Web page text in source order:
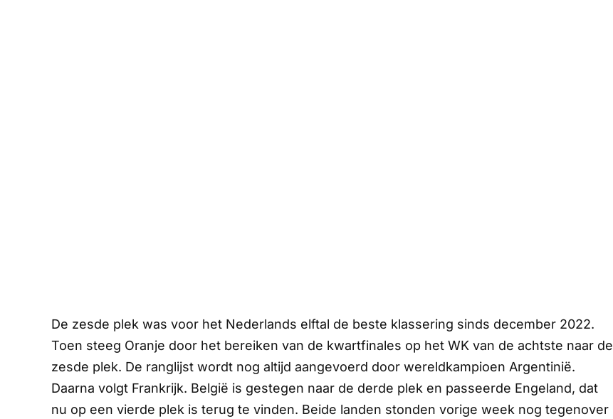
De zesde plek was voor het Nederlands elftal de beste klassering sinds december 2022.
Toen steeg Oranje door het bereiken van de kwartfinales op het WK van de achtste naar de
zesde plek. De ranglijst wordt nog altijd aangevoerd door wereldkampioen Argentinië.
Daarna volgt Frankrijk. België is gestegen naar de derde plek en passeerde Engeland, dat
nu op een vierde plek is terug te vinden. Beide landen stonden vorige week nog tegenover